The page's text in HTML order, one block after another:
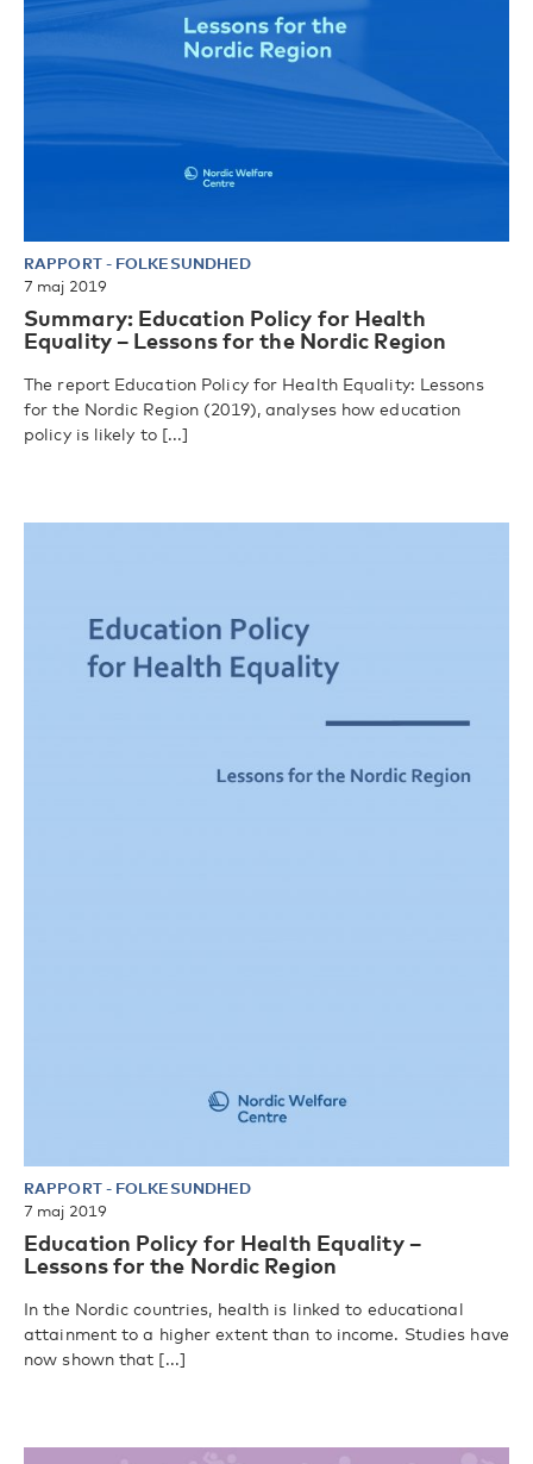
RAPPORT- FOLKESUNDHED
7 maj 2019
Summary: Education Policy for Health
Equality – Lessons for the Nordic Region
The report Education Policy for Health Equality: Lessons
for the Nordic Region (2019), analyses how education
policy is likely to [...]
RAPPORT- FOLKESUNDHED
7 maj 2019
Education Policy for Health Equality –
Lessons for the Nordic Region
In the Nordic countries, health is linked to educational
attainment to a higher extent than to income. Studies have
now shown that [...]